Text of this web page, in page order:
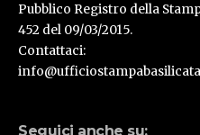
Pubblico Registro della
452 del 09/03/2015.
Contattaci:
Seguici anche su: